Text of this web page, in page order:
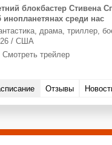
блокбастер Стивена
инопланетянах среди нас
драма, триллер,
/ США
Смотреть трейлер
Отзывы